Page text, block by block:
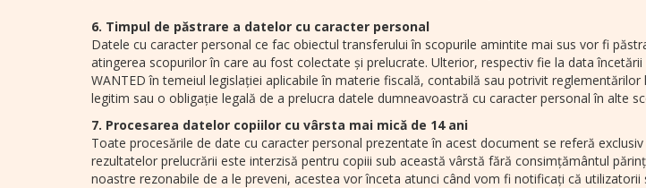
6. Timpul de păstrare a datelor cu caracter personal
Datele cu caracter personal ce fac obiectul transferului în scopurile amintite mai sus vor fi
atingerea scopurilor în care au fost colectate și prelucrate. Ulterior, respectiv fie la data
WANTED în temeiul legislației aplicabile în materie fiscală, contabilă sau potrivit
legitim sau o obligație legală de a prelucra datele dumneavoastră cu caracter personal în alte
7. Procesarea datelor copiilor cu vârsta mai mică de 14 ani
Toate procesările de date cu caracter personal prezentate în acest document se referă
rezultatelor prelucrării este interzisă pentru copiii sub această vârstă fără consimțământul
noastre rezonabile de a le preveni, acestea vor înceta atunci când vom fi notificați că